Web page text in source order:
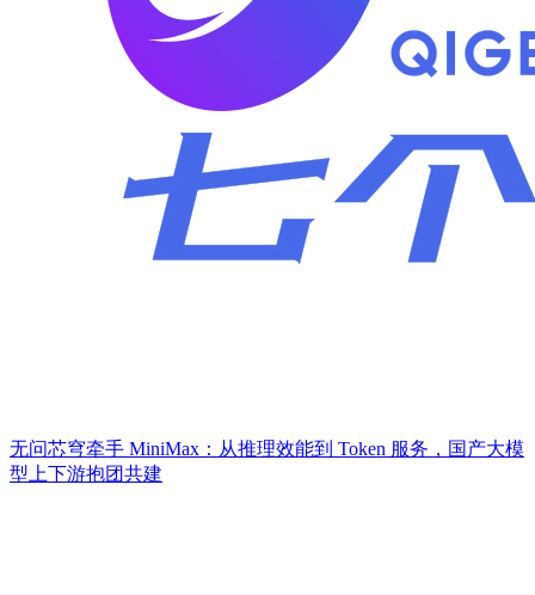
无问芯穹牵手 MiniMax：从推理效能到 Token 服务，国产大模
型上下游抱团共建